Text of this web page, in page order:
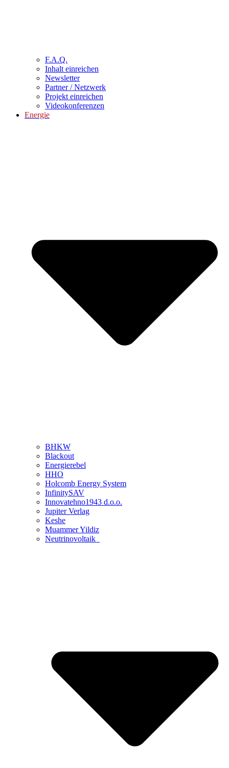
F.A.Q.
Inhalt einreichen
Newsletter
Partner / Netzwerk
Projekt einreichen
Videokonferenzen
Energie
BHKW
Blackout
Energierebel
HHO
Holcomb Energy System
InfinitySAV
Innovatehno1943 d.o.o.
Jupiter Verlag
Keshe
Muammer Yildiz
Neutrinovoltaik